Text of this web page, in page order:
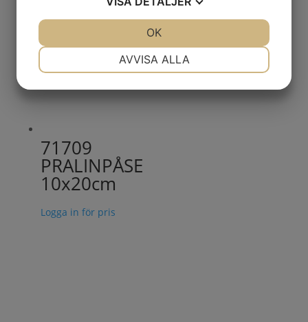
71709
PRALINPÅSE
10x20cm
Logga in för pris
AVVISA ALLA
OK